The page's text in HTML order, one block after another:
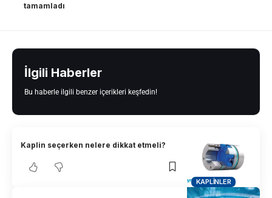
tamamladı
İlgili Haberler
Bu haberle ilgili benzer içerikleri keşfedin!
KAPLINLER
Kaplin seçerken nelere dikkat etmeli?